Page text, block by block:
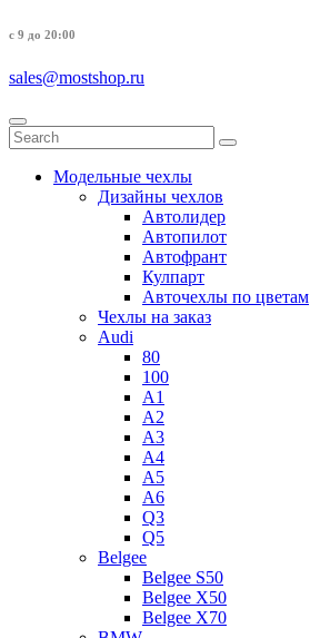
с 9 до 20:00
sales@mostshop.ru
Модельные чехлы
Дизайны чехлов
Автолидер
Автопилот
Автофрант
Кулпарт
Авточехлы по цветам
Чехлы на заказ
Audi
80
100
A1
A2
A3
A4
A5
A6
Q3
Q5
Belgee
Belgee S50
Belgee X50
Belgee X70